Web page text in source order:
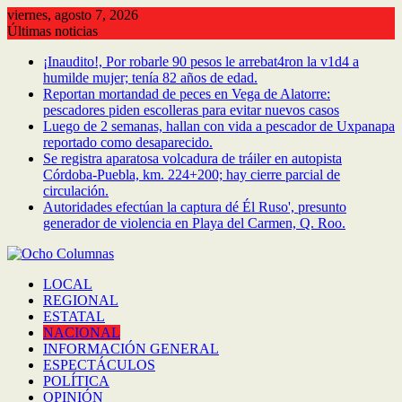
Saltar
al
viernes, agosto 7, 2026
Últimas noticias
¡Inaudito!, Por robarle 90 pesos le arrebat4ron la v1d4 a
humilde mujer; tenía 82 años de edad.
Reportan mortandad de peces en Vega de Alatorre:
pescadores piden escolleras para evitar nuevos casos
Luego de 2 semanas, hallan con vida a pescador de Uxpanapa
reportado como desaparecido.
Se registra aparatosa volcadura de tráiler en autopista
Córdoba-Puebla, km. 224+200; hay cierre parcial de
circulación.
Autoridades efectúan la captura dé Él Ruso', presunto
generador de violencia en Playa del Carmen, Q. Roo.
LOCAL
REGIONAL
ESTATAL
NACIONAL
INFORMACIÓN GENERAL
ESPECTÁCULOS
POLÍTICA
OPINIÓN